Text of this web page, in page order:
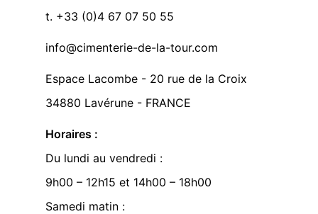
t. +33 (0)4 67 07 50 55
info@cimenterie-de-la-tour.com
Espace Lacombe - 20 rue de la Croix
34880 Lavérune - FRANCE
Horaires :
Du lundi au vendredi :
9h00 – 12h15 et 14h00 – 18h00
Samedi matin :